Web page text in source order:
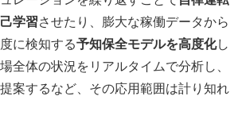
学習させたり、膨大な稼働データから
に検知する予知保全モデルを高度化し
全体の状況をリアルタイムで分析し、
案するなど、その応用範囲は計り知れ